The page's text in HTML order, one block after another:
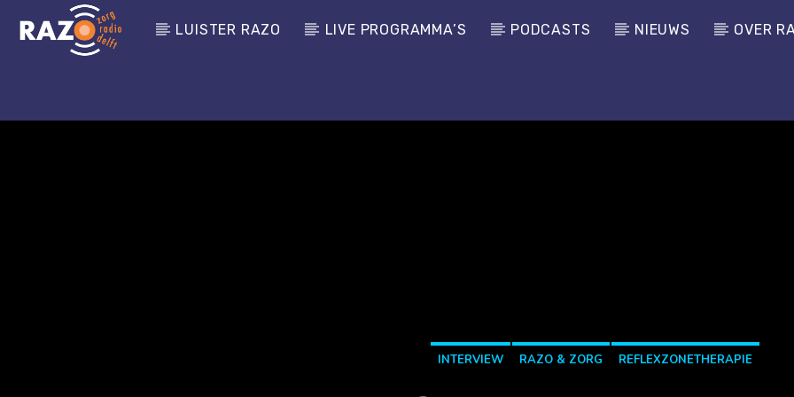
LUISTER RAZO LIVE PROGRAMMA’S PODCASTS NIEUWS OVER
INTERVIEW RAZO & ZORG REFLEXZONETHERAPIE